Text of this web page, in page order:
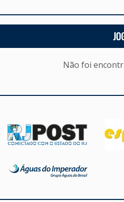
Não foi